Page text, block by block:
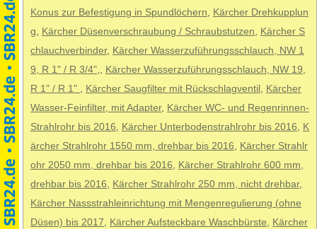
Konus zur Befestigung in Spundlöchern, Kärcher Drehkupplun
g, Kärcher Düsenverschraubung / Schraubstutzen, Kärcher S
chlauchverbinder, Kärcher Wasserzuführungsschlauch, NW 1
9, R 1" / R 3/4",, Kärcher Wasserzuführungsschlauch, NW 19,
R 1" / R 1" , Kärcher Saugfilter mit Rückschlagventil , Kärcher
Wasser-Feinfilter, mit Adapter, Kärcher WC- und Regenrinnen-
Strahlrohr bis 2016, Kärcher Unterbodenstrahlrohr bis 2016, K
ärcher Strahlrohr 1550 mm, drehbar bis 2016, Kärcher Strahlr
ohr 2050 mm, drehbar bis 2016, Kärcher Strahlrohr 600 mm,
drehbar bis 2016, Kärcher Strahlrohr 250 mm, nicht drehbar,
Kärcher Nassstrahleinrichtung mit Mengenregulierung (ohne
Düsen) bis 2017, Kärcher Aufsteckbare Waschbürste, Kärcher